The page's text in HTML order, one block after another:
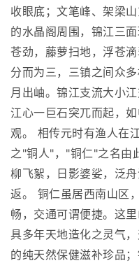
收眼底；文笔峰、架梁
的水晶阁周围，锦江三
苍劲，藤萝扫地，浮苍
分而为三，三镇之间众
月出岫。锦江支流大小
江心一巨石突兀而起，
观。 相传元时有渔人在
之"铜人"，"铜仁"之名由
柳飞絮，日影婆娑，泛
返。 铜仁虽居西南山区
畅，交通可谓便捷。这
具多年天地造化之灵气
的纯天然保健滋补珍品